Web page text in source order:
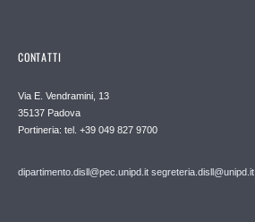
CONTATTI
Via E. Vendramini, 13
35137 Padova
Portineria: tel. +39 049 827 9700
dipartimento.disll@pec.unipd.it segreteria.disll@unipd.it